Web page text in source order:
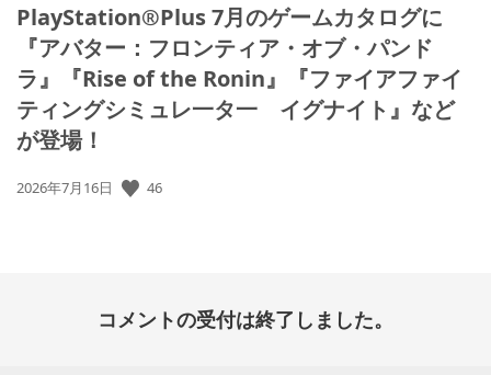
PlayStation®Plus 7月のゲームカタログに
『アバター：フロンティア・オブ・パンド
ラ』『Rise of the Ronin』『ファイアファイ
ティングシミュレ一タ一 イグナイト』など
が登場！
公
2026年7月16日 46
コメントの受付は終了しました。